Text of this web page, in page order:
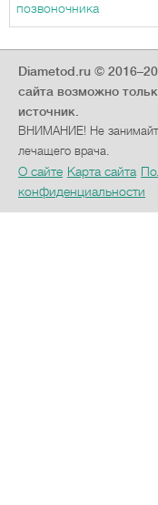
позвоночника
Diametod.ru ©
сайта возможно
источник.
ВНИМАНИЕ! Не
лечащего врача.
О сайте Карта сайта
конфиденциальности